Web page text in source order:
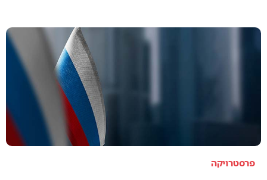
פרסטרויקה